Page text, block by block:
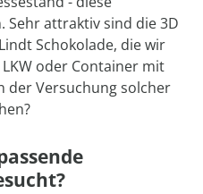
Sehr attraktiv sind die 3D
Schokolade, die wir
oder Container mit
der Versuchung solcher